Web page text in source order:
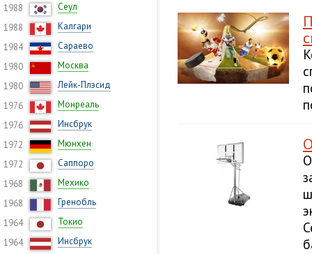
1988
Сеул
1988
Калгари
1984
Сараево
1980
Москва
1980
Лейк-Плэсид
1976
Монреаль
1976
Инсбрук
1972
Мюнхен
1972
Саппоро
1968
Мехико
1968
Гренобль
1964
Токио
1964
Инсбрук